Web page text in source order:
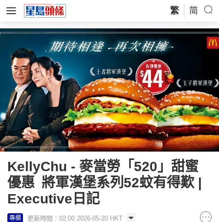
繁 简
KellyChu - 麥當勞「520」甜蜜
優惠 將軍漢堡系列52蚊有得歎 |
Executive日記
專欄 更新時間：02:00 2026-05-20 HKT